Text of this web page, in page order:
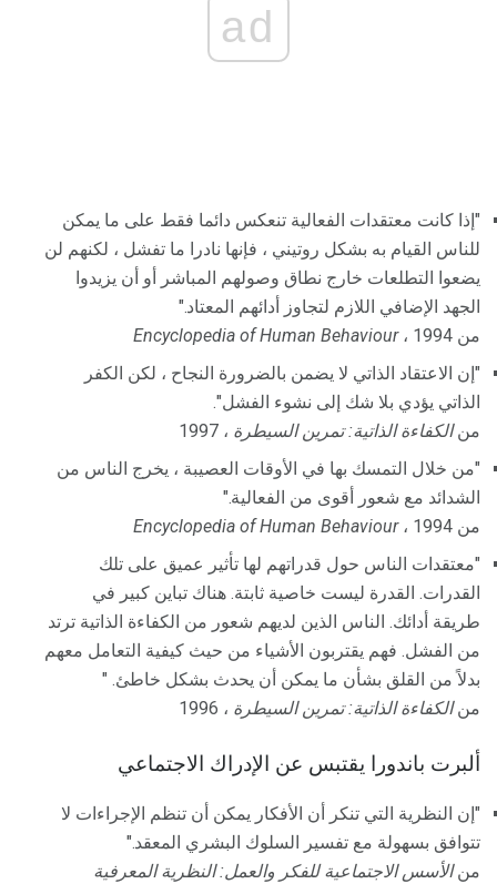
ad
"إذا كانت معتقدات الفعالية تنعكس دائما فقط على ما يمكن
للناس القيام به بشكل روتيني ، فإنها نادرا ما تفشل ، لكنهم لن
يضعوا التطلعات خارج نطاق وصولهم المباشر أو أن يزيدوا
الجهد الإضافي اللازم لتجاوز أدائهم المعتاد."
من
Encyclopedia of Human Behaviour، 1994
"إن الاعتقاد الذاتي لا يضمن بالضرورة النجاح ، لكن الكفر
الذاتي يؤدي بلا شك إلى نشوء الفشل".
منالكفاءة الذاتية: تمرين السيطرة ، 1997
"من خلال التمسك بها في الأوقات العصيبة ، يخرج الناس من
الشدائد مع شعور أقوى من الفعالية."
من
Encyclopedia of Human Behaviour، 1994
"معتقدات الناس حول قدراتهم لها تأثير عميق على تلك
القدرات. القدرة ليست خاصية ثابتة. هناك تباين كبير في
طريقة أدائك. الناس الذين لديهم شعور من الكفاءة الذاتية ترتد
من الفشل. فهم يقتربون الأشياء من حيث كيفية التعامل معهم
بدلاً من القلق بشأن ما يمكن أن يحدث بشكل خاطئ. "
منالكفاءة الذاتية: تمرين السيطرة ، 1996
ألبرت باندورا يقتبس عن الإدراك الاجتماعي
"إن النظرية التي تنكر أن الأفكار يمكن أن تنظم الإجراءات لا
تتوافق بسهولة مع تفسير السلوك البشري المعقد."
منالأسس الاجتماعية للفكر والعمل: النظرية المعرفية